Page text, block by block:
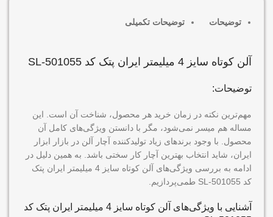
توضیحات توضیحات تکمیلی
آلن کوتاه سایز 4 میلیمتر ایران پتک کد SL-501055
توضیحات:
مهم‌ترین نکته در زمان خرید هر محصول، شناخت آن است. این
مساله هم میسر نمی‌شود، مگر با دانستن ویژگی‌های کامل آن
محصول. با وجود برندهای زیاد تولیدکننده آچار آلن در بازار ابزار
ایران، شاید انتخاب بهترین آچار کار سختی باشد. به همین دلیل در
ادامه به بررسی ویژگی‌های آلن کوتاه سایز 4 میلیمتر ایران پتک
کد SL-501055 طمی‌پردازیم.
آشنایی با ویژگی‌های آلن کوتاه سایز 4 میلیمتر ایران پتک کد